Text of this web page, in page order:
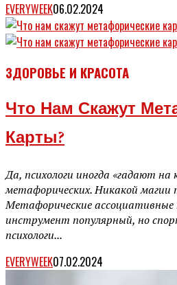
EVERYWEEK06.02.2024
ЗДОРОВЬЕ И КРАСОТА
Что Нам Скажут
Карты?
Да, психологи иногда «гадают
метафорических. Никакой
Метафорические
инструмент популярный, но
психологи...
EVERYWEEK07.02.2024